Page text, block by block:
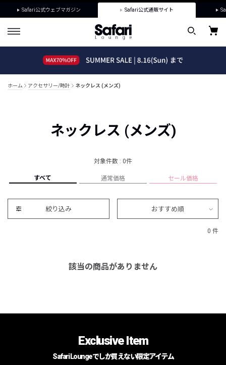
Safari公式ウェブマガジン Safari公式通販サイト
ホーム アクセサリー/時計 ネックレス (メンズ)
ネックレス (メンズ)
対象件数 : 0件
すべて 通常価格 セール価格
絞り込み おすすめ順
0 件
該当の商品がありません
Exclusive Item
Safari Loungeでしか買えない限定アイテム